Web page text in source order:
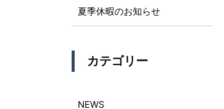
夏季休暇のお知らせ
カテゴリー
NEWS